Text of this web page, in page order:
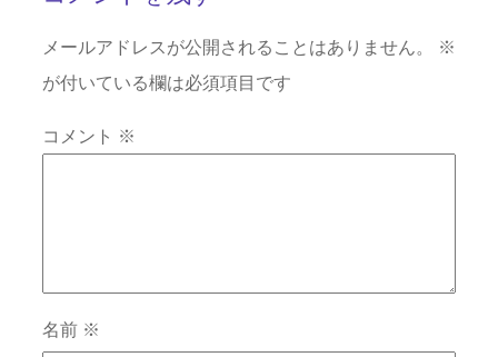
メールアドレスが公開されることはありません。
※
が付いている欄は必須項目です
コメント ※
名前 ※